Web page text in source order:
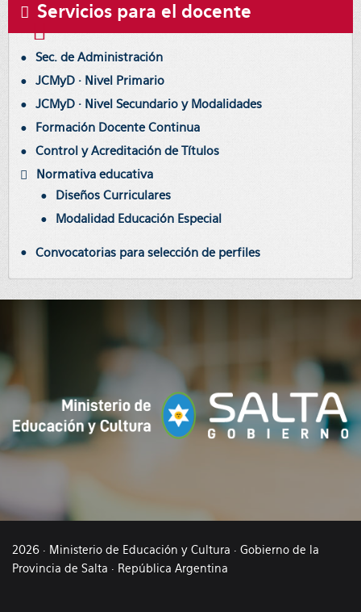
Servicios para el docente
Sec. de Administración
JCMyD · Nivel Primario
JCMyD · Nivel Secundario y Modalidades
Formación Docente Continua
Control y Acreditación de Títulos
Normativa educativa
Diseños Curriculares
Modalidad Educación Especial
Convocatorias para selección de perfiles
2026 · Ministerio de Educación y Cultura · Gobierno de la
Provincia de Salta · República Argentina